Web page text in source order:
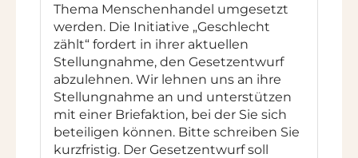
Thema Menschenhandel umgesetzt
werden. Die Initiative „Geschlecht
zählt“ fordert in ihrer aktuellen
Stellungnahme, den Gesetzentwurf
abzulehnen. Wir lehnen uns an ihre
Stellungnahme an und unterstützen
mit einer Briefaktion, bei der Sie sich
beteiligen können. Bitte schreiben Sie
kurzfristig. Der Gesetzentwurf soll